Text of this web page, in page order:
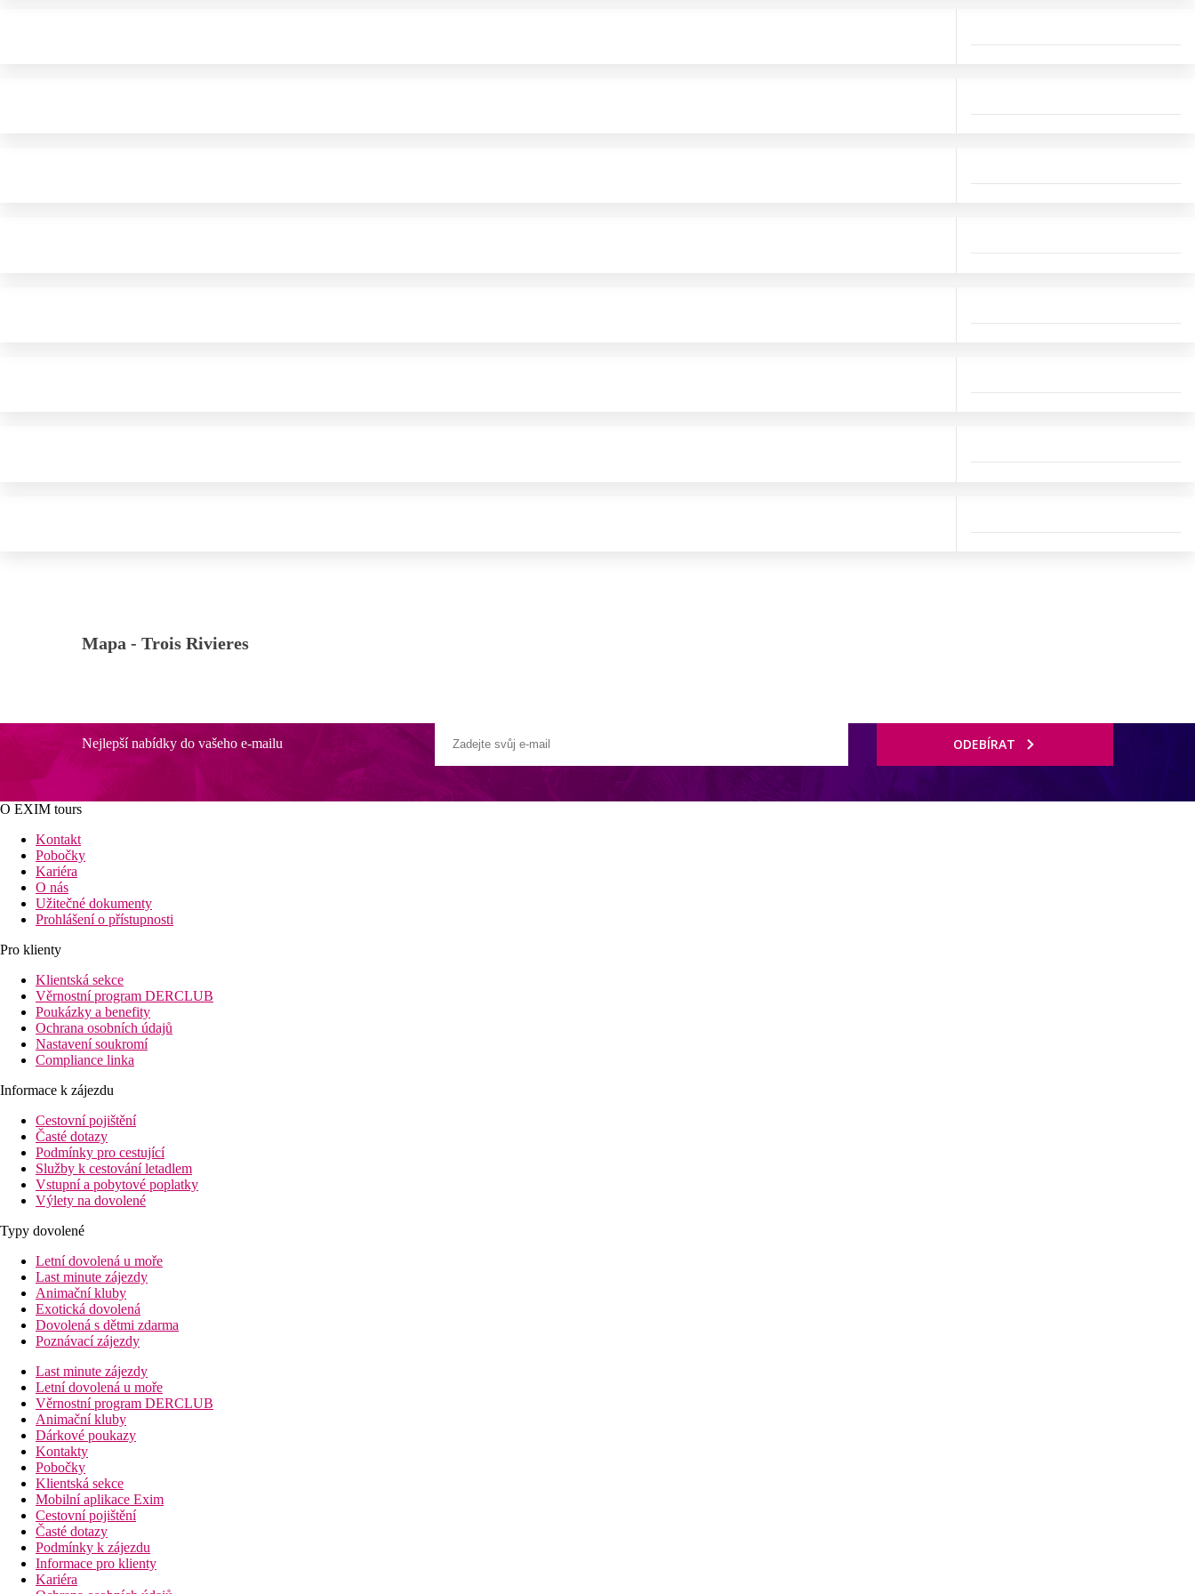
Mapa - Trois Rivieres
Nejlepší nabídky do vašeho e-mailu ODEBÍRAT
O EXIM tours
Kontakt
Pobočky
Kariéra
O nás
Užitečné dokumenty
Prohlášení o přístupnosti
Pro klienty
Klientská sekce
Věrnostní program DERCLUB
Poukázky a benefity
Ochrana osobních údajů
Nastavení soukromí
Compliance linka
Informace k zájezdu
Cestovní pojištění
Časté dotazy
Podmínky pro cestující
Služby k cestování letadlem
Vstupní a pobytové poplatky
Výlety na dovolené
Typy dovolené
Letní dovolená u moře
Last minute zájezdy
Animační kluby
Exotická dovolená
Dovolená s dětmi zdarma
Poznávací zájezdy
Last minute zájezdy
Letní dovolená u moře
Věrnostní program DERCLUB
Animační kluby
Dárkové poukazy
Kontakty
Pobočky
Klientská sekce
Mobilní aplikace Exim
Cestovní pojištění
Časté dotazy
Podmínky k zájezdu
Informace pro klienty
Kariéra